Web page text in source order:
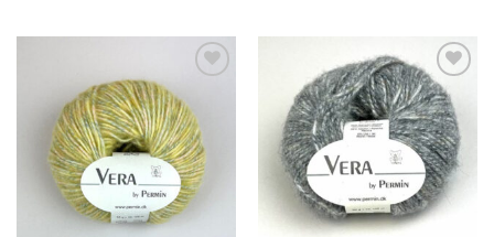
Setja á
óskalista
Setja á
óskalista